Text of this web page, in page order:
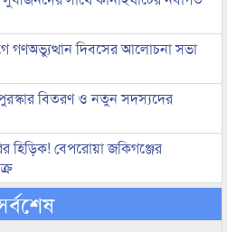
গণঅভ্যুত্থান দিবসের আলোচনা সভা
বিতরণ ও নতুন সদস্যদের
হিড়িক! বেপরোয়া জকিগঞ্জের